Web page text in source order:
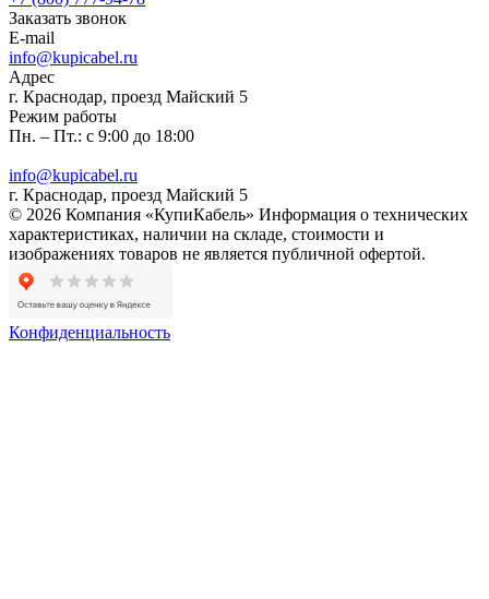
Заказать звонок
E-mail
info@kupicabel.ru
Адрес
г. Краснодар, проезд Майский 5
Режим работы
Пн. – Пт.: с 9:00 до 18:00
info@kupicabel.ru
г. Краснодар, проезд Майский 5
© 2026 Компания «КупиКабель» Информация о технических
характеристиках, наличии на складе, стоимости и
изображениях товаров не является публичной офертой.
Конфиденциальность